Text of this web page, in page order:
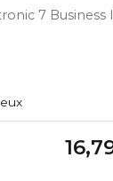
7 Business